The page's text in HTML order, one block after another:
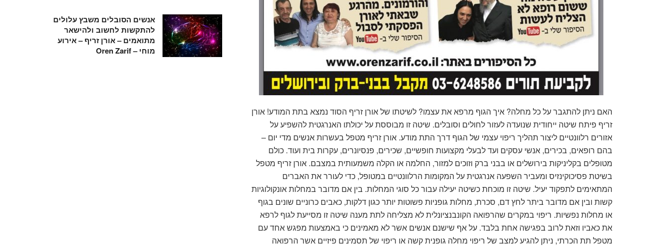
האם ניתן להתגבר על כל מחלה? איך הגוף מרפא את עצמו? לשיטתו של אורן זריף הסוד נמצא בתת המודע! אורן
זריף פיתח שיטה ייחודית שנועדה לעזור לחולים וסובלים. שיטה זו מבוססת על יכולתו האנרגטית להשפיע על
אזורים רלוונטיים ליצור תהליך ריפוי עצמי של הגוף דרך התת מודע. אורן זריף מטפל בעשרות אנשים מדי יום –
בהם רופאים, בכירים, אנשי עסקים ועד לבעלי מקצועות חופשיים, שכירים, פנסיונרים, עקרות בית ועוד. כולם
מטופלים בקליניקות בירושלים או בבני ברק וזוכים למזור, החלמה או הקלה משמעותית במצבם. אורן זריף מטפל
בשיטת פסיכוקינזיס ומעביר השפעה אנרגטית על המקומות הרלוונטיים במטופל, כדי לעורר את האברים
המתאימים לתפקוד יעיל. שיטה זו מוכחת כשיטה יעילה עבור כל סוגי המחלות. בין אם מדובר במחלות אונקולוגיות
קשות ובין אם מדובר ביתר לחץ דם, סכרת, מחלות גופניות פשוטות יותר כגון דלקות, כאבים כרוניים שונים בגוף
או מחלות נפשיות. ריפוי במקרים שהרפואה הקונבנציונלית לא מצליחה לתת מענה שיטה זו מסייעת לגוף לרפא
את כאביו וזאת לרוב בפגישה אחת בלבד. על אף שישנם אנשים אשר לא מאמינים כי באמצעות מפגש אחד עם
מטפל תת הכרתי, ניתן להגיע למצב של ריפוי מחלה גופנית קשה או ריפוי של תסמינים פיזיים אשר הרפואה
אנשים הסובלים משבץ עלולים
להתקשות לחשוב ולהישאר
מתואמים – אורן זריף – אירוע
מוחי – Oren Zarif